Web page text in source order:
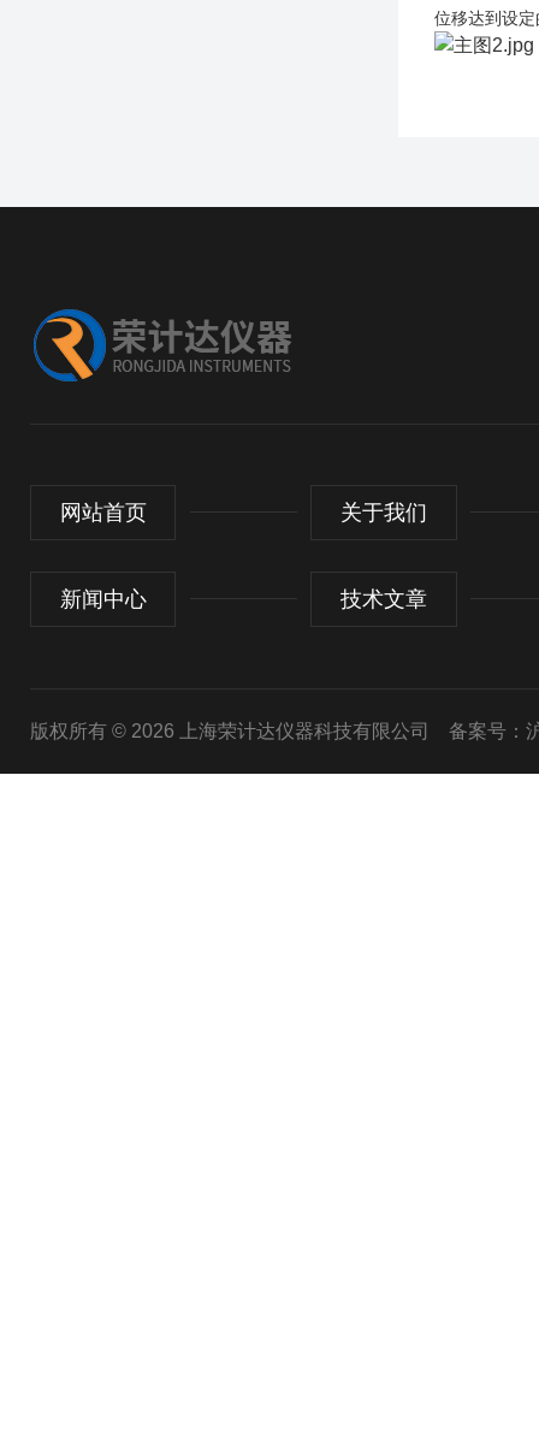
位移达到设
网站首页 关于我们
新闻中心 技术文章
版权所有 © 2026 上海荣计达仪器科技有限公司 备案号：